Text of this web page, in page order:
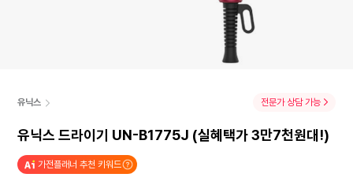
유닉스 전문가 상담 가능
유닉스 드라이기 UN-B1775J (실혜택가 3만7천원대!)
가전플래너 추천 키워드